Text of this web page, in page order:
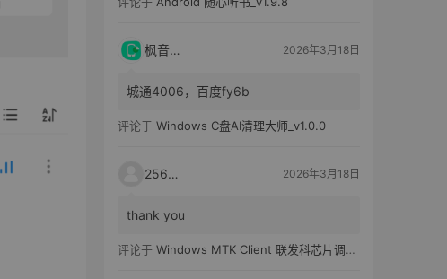
枫音应用 2026年3月18日
城通4006，百度fy6b
评论于 Windows C盘AI清理大师_v1.0.0
25651 2026年3月18日
thank you
评论于 Windows MTK Client 联发科芯片调试工具_v2.01 汉化版